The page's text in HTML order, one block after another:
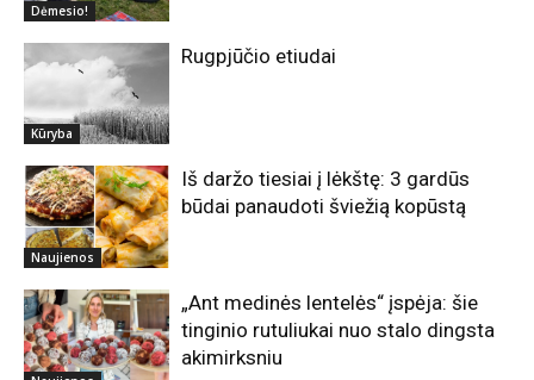
Dėmesio!
Kūryba
Rugpjūčio etiudai
Naujienos
Iš daržo tiesiai į lėkštę: 3 gardūs
būdai panaudoti šviežią kopūstą
„Ant medinės lentelės“ įspėja: šie
tinginio rutuliukai nuo stalo dingsta
akimirksniu